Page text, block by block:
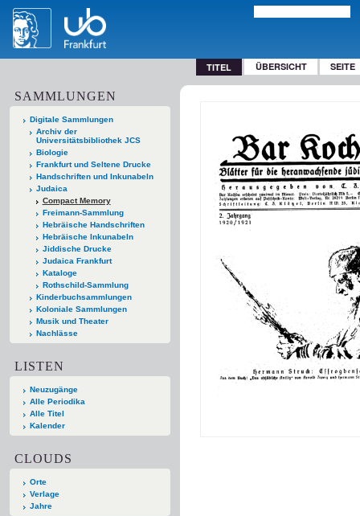
TITEL ÜBERSICHT SEITE
SAMMLUNGEN
Digitale Sammlungen
Archiv der
Universitätsbibliothek JCS
Biologie
Frankfurt und Seltene Drucke
Handschriften und Inkunabeln
Judaica
Compact Memory
Freimann-Sammlung
Hebräische Handschriften
Hebräische Inkunabeln
Jiddische Drucke
Judaica Frankfurt
Kataloge
Rothschild-Sammlung
Kinderbuchsammlungen
Koloniale Sammlungen
Musik und Theater
Nachlässe
LISTEN
Neuzugänge
Alle Periodika
Alle Titel
Kalender
CLOUDS
Orte
Verlage
Jahre